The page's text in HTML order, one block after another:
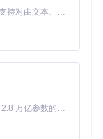
，然后通过运
MiniMax H3 是一个通用的全模态生成系统。它支持对由文本、图像、视频和音频组成的多模态上下文进行统一理解，并能生成分辨率高达 2K、时长可达 15 秒的带原生立体声音频的视频。得益于面向任务泛化的系统设计，H3 在预训练阶段就已具备广泛的多模态上下文理解与生成能力，能够出色地执行复杂的多模态指令。
Kimi K3 是Kimi能力最强的模型：这是一个拥有 2.8 万亿参数的混合专家（MoE）模型，具备原生视觉理解能力，并支持 100 万 token 的上下文窗口。